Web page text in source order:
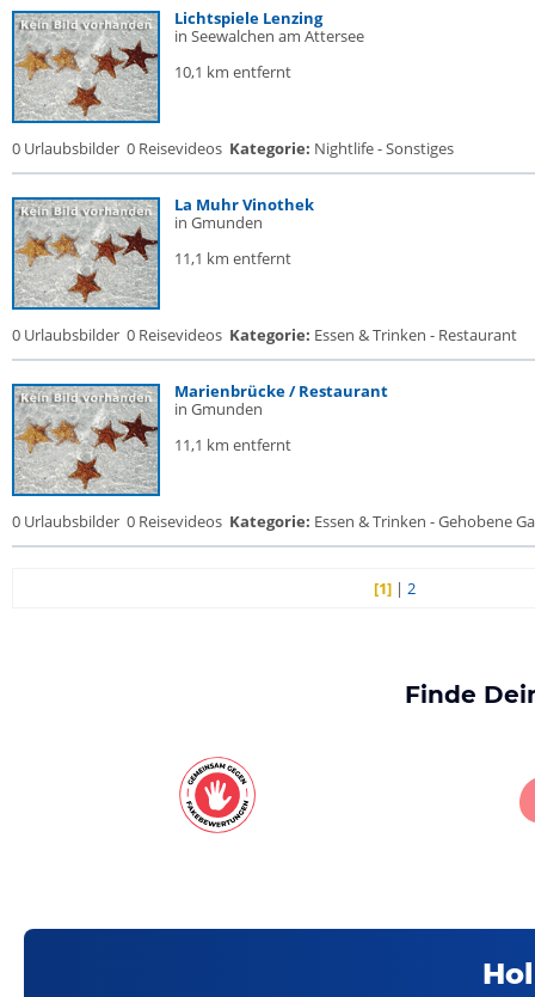
Lichtspiele Lenzing
in Seewalchen am Attersee
10,1 km entfernt
0 Urlaubsbilder 0 Reisevideos Kategorie: Nightlife - Sonstiges
La Muhr Vinothek
in Gmunden
11,1 km entfernt
0 Urlaubsbilder 0 Reisevideos Kategorie: Essen & Trinken - Restaurant
Marienbrücke / Restaurant
in Gmunden
11,1 km entfernt
0 Urlaubsbilder 0 Reisevideos Kategorie: Essen & Trinken - Gehobene
[1] |2
Finde